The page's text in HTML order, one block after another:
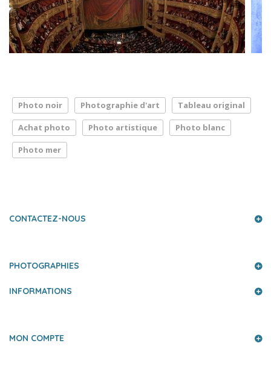
Photo noir Photographie d'art Tableau original
Achat photo Photo artistique Photo blanc
Photo mer
CONTACTEZ-NOUS
PHOTOGRAPHIES
INFORMATIONS
MON COMPTE